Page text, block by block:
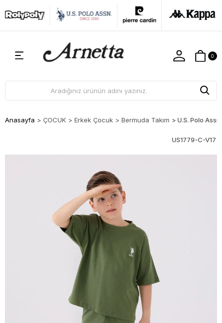
0
Anasayfa > ÇOCUK > Erkek Çocuk > Bermuda Takım > U.S. Polo
US1779-C-V17